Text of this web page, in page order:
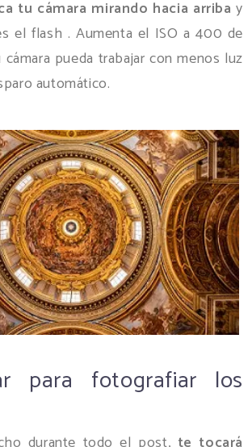
tu cámara mirando hacia arribay
el flash . Aumenta el ISO a 400 de
pueda trabajar con menos luz
automático.
para fotografiar los